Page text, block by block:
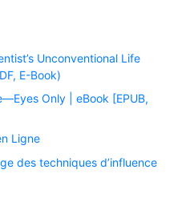
Unconventional Life
E-Book)
Only | eBook [EPUB,
Ligne
des techniques d’influence